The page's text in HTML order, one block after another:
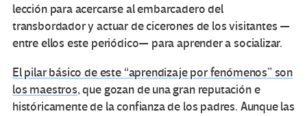
lección para acercarse al embarcadero del
transbordador y actuar de cicerones de los visitantes —
entre ellos este periódico— para aprender a socializar.
El pilar básico de este “aprendizaje por fenómenos” son
los maestros, que gozan de una gran reputación e
históricamente de la confianza de los padres. Aunque las